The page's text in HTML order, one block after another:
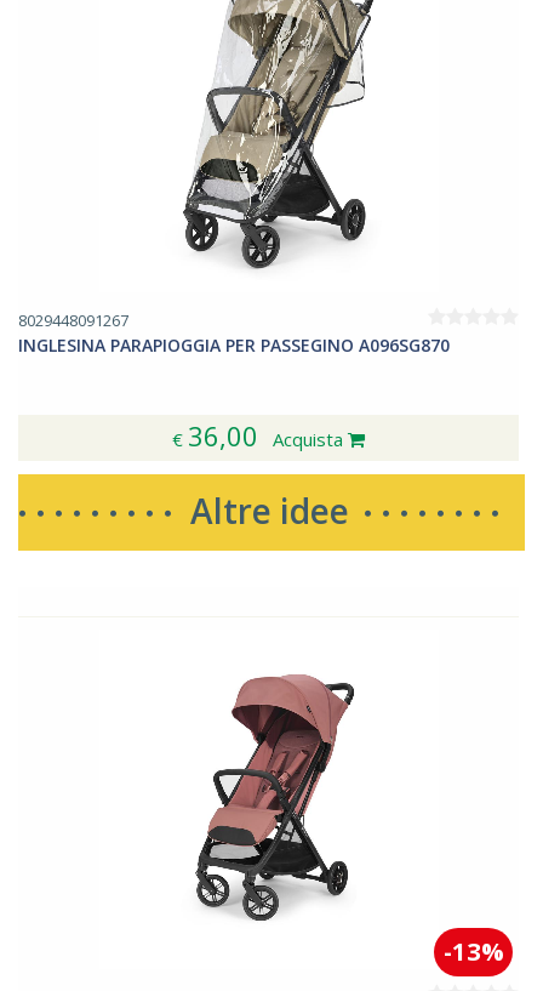
8029448091267
INGLESINA PARAPIOGGIA PER PASSEGINO A096SG870
€ 36,00 Acquista
Altre idee
-13%